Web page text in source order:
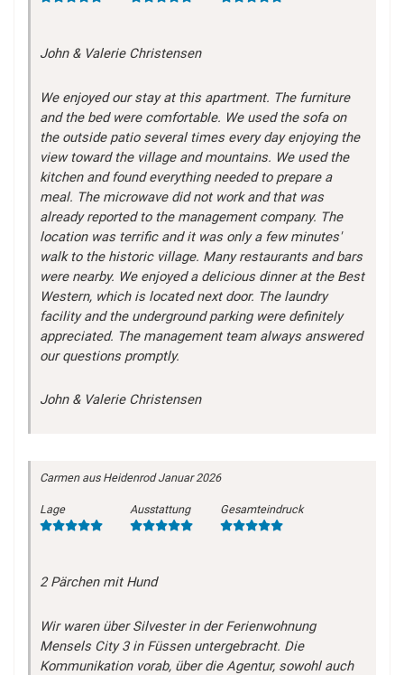
John & Valerie Christensen
We enjoyed our stay at this apartment. The furniture
and the bed were comfortable. We used the sofa on
the outside patio several times every day enjoying the
view toward the village and mountains. We used the
kitchen and found everything needed to prepare a
meal. The microwave did not work and that was
already reported to the management company. The
location was terrific and it was only a few minutes'
walk to the historic village. Many restaurants and bars
were nearby. We enjoyed a delicious dinner at the Best
Western, which is located next door. The laundry
facility and the underground parking were definitely
appreciated. The management team always answered
our questions promptly.
John & Valerie Christensen
Carmenaus Heidenrod Januar 2026
Lage Ausstattung Gesamteindruck
2 Pärchen mit Hund
Wir waren über Silvester in der Ferienwohnung
Mensels City 3 in Füssen untergebracht. Die
Kommunikation vorab, über die Agentur, sowohl auch